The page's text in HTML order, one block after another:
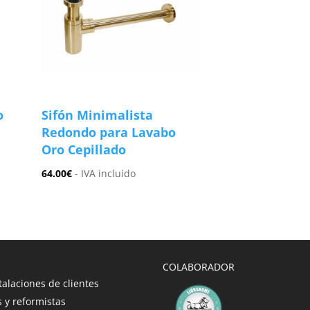
Sifón Minimalista
Redondo para Lavabo
Oro Cepillado
64.00€ - IVA incluido
de clientes
y reformistas
COLABORADOR